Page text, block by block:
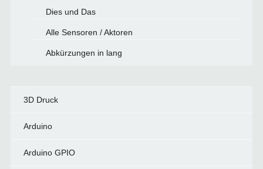
Dies und Das
Alle Sensoren / Aktoren
Abkürzungen in lang
3D Druck
Arduino
Arduino GPIO